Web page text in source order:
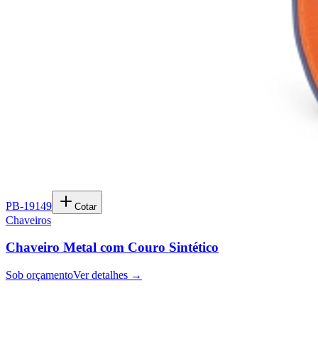
PB-19149 Cotar
Chaveiros
Chaveiro Metal com Couro Sintético
Sob orçamentoVer detalhes →